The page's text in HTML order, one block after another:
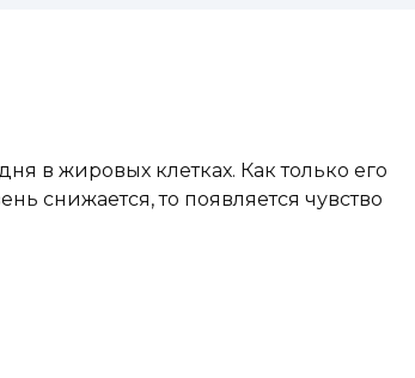
в жировых клетках. Как только его
снижается, то появляется чувство